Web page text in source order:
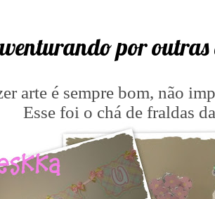
por outras
arte é sempre bom, não
Esse foi o chá de fraldas